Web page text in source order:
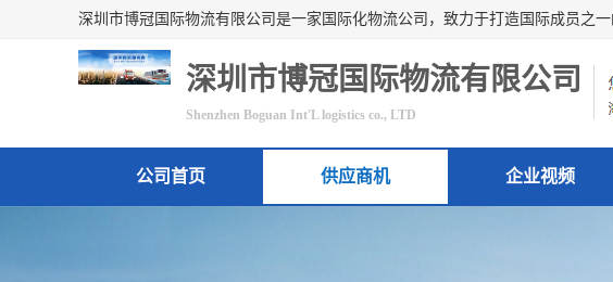
深圳市博冠国际物流有限公司
Shenzhen Boguan Int'L logistics co., LTD
公司首页 供应商机 企业视频